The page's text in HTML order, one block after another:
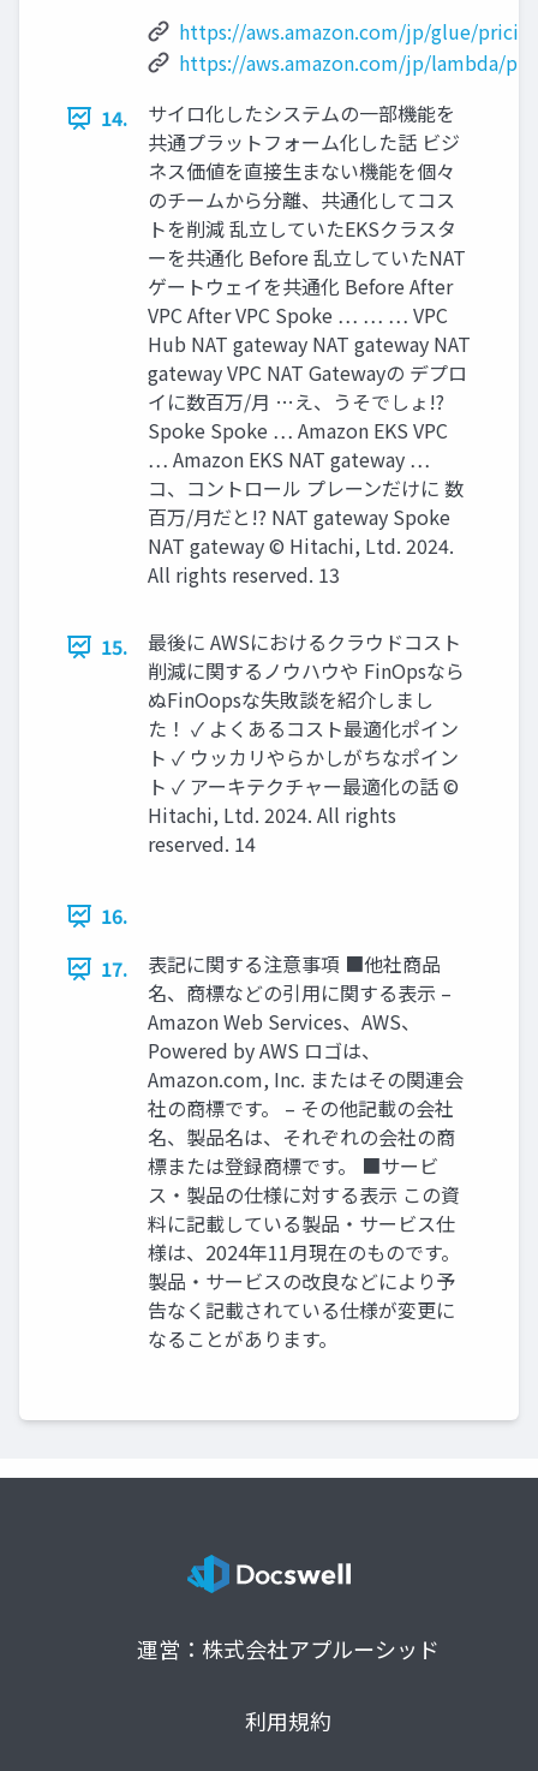
https://aws.amazon.com/jp/glue/
https://aws.amazon.com/jp/lambda/
14.
サイロ化したシステムの一部機能を
共通プラットフォーム化した話 ビジ
ネス価値を直接生まない機能を個々
のチームから分離、共通化してコス
トを削減 乱立していたEKSクラスタ
ーを共通化 Before 乱立していたNAT
ゲートウェイを共通化 Before After
VPC After VPC Spoke … … … VPC
Hub NAT gateway NAT gateway NAT
gateway VPC NAT Gatewayの デプロ
イに数百万/月 …え、うそでしょ!?
Spoke Spoke … Amazon EKS VPC
… Amazon EKS NAT gateway …
コ、コントロール プレーンだけに 数
百万/月だと!? NAT gateway Spoke
NAT gateway © Hitachi, Ltd. 2024.
All rights reserved. 13
15.
最後に AWSにおけるクラウドコスト
削減に関するノウハウや FinOpsなら
ぬFinOopsな失敗談を紹介しまし
た！ ✓ よくあるコスト最適化ポイン
ト ✓ ウッカリやらかしがちなポイン
ト ✓ アーキテクチャー最適化の話 ©
Hitachi, Ltd. 2024. All rights
reserved. 14
16.
17.
表記に関する注意事項 ■他社商品
名、商標などの引用に関する表示 –
Amazon Web Services、AWS、
Powered by AWS ロゴは、
Amazon.com, Inc. またはその関連会
社の商標です。 – その他記載の会社
名、製品名は、それぞれの会社の商
標または登録商標です。 ■サービ
ス・製品の仕様に対する表示 この資
料に記載している製品・サービス仕
様は、2024年11月現在のものです。
製品・サービスの改良などにより予
告なく記載されている仕様が変更に
なることがあります。
運営：株式会社アプルーシッド
利用規約